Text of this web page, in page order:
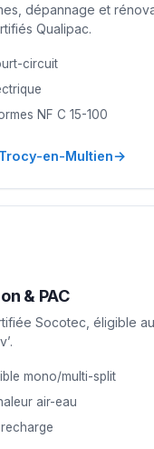
dépannage et
Qualipac.
circuit
NF C 15-100
en-Multien→
& PAC
Socotec, éligible
mono/multi-split
air-eau